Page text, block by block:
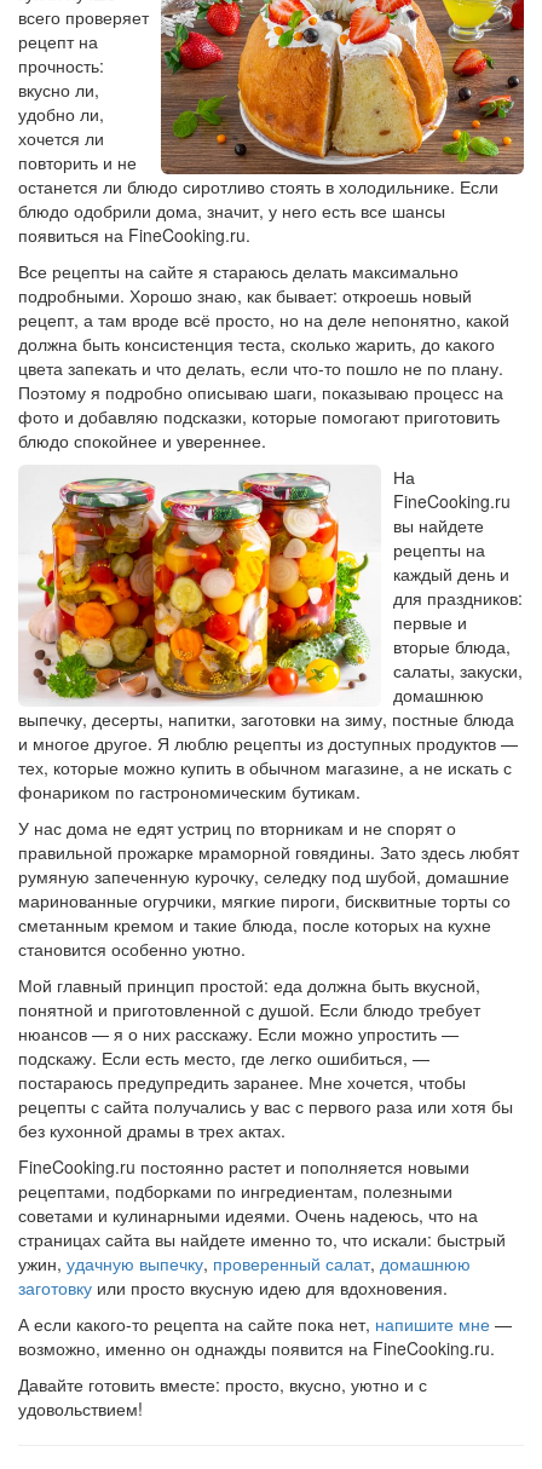
всего проверяет
рецепт на
прочность:
вкусно ли,
удобно ли,
хочется ли
повторить и не
останется ли блюдо сиротливо стоять в холодильнике. Если
блюдо одобрили дома, значит, у него есть все шансы
появиться на FineCooking.ru.
Все рецепты на сайте я стараюсь делать максимально
подробными. Хорошо знаю, как бывает: откроешь новый
рецепт, а там вроде всё просто, но на деле непонятно, какой
должна быть консистенция теста, сколько жарить, до какого
цвета запекать и что делать, если что-то пошло не по плану.
Поэтому я подробно описываю шаги, показываю процесс на
фото и добавляю подсказки, которые помогают приготовить
блюдо спокойнее и увереннее.
На
FineCooking.ru
вы найдете
рецепты на
каждый день и
для праздников:
первые и
вторые блюда,
салаты, закуски,
домашнюю
выпечку, десерты, напитки, заготовки на зиму, постные блюда
и многое другое. Я люблю рецепты из доступных продуктов —
тех, которые можно купить в обычном магазине, а не искать с
фонариком по гастрономическим бутикам.
У нас дома не едят устриц по вторникам и не спорят о
правильной прожарке мраморной говядины. Зато здесь любят
румяную запеченную курочку, селедку под шубой, домашние
маринованные огурчики, мягкие пироги, бисквитные торты со
сметанным кремом и такие блюда, после которых на кухне
становится особенно уютно.
Мой главный принцип простой: еда должна быть вкусной,
понятной и приготовленной с душой. Если блюдо требует
нюансов — я о них расскажу. Если можно упростить —
подскажу. Если есть место, где легко ошибиться, —
постараюсь предупредить заранее. Мне хочется, чтобы
рецепты с сайта получались у вас с первого раза или хотя бы
без кухонной драмы в трех актах.
FineCooking.ru постоянно растет и пополняется новыми
рецептами, подборками по ингредиентам, полезными
советами и кулинарными идеями. Очень надеюсь, что на
страницах сайта вы найдете именно то, что искали: быстрый
ужин, удачную выпечку, проверенный салат, домашнюю
заготовку или просто вкусную идею для вдохновения.
А если какого-то рецепта на сайте пока нет, напишите мне —
возможно, именно он однажды появится на FineCooking.ru.
Давайте готовить вместе: просто, вкусно, уютно и с
удовольствием!